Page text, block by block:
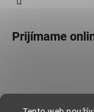
Prijímame